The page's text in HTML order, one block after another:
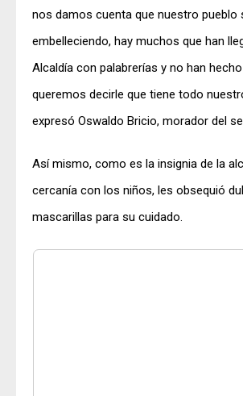
nos damos cuenta que nuestro pueblo
embelleciendo, hay muchos que han
Alcaldía con palabrerías y no han
queremos decirle que tiene todo
expresó Oswaldo Bricio, morador del
Así mismo, como es la insignia de la
cercanía con los niños, les obsequió
mascarillas para su cuidado.